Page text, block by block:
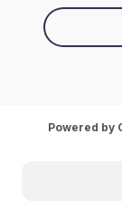
Powered by